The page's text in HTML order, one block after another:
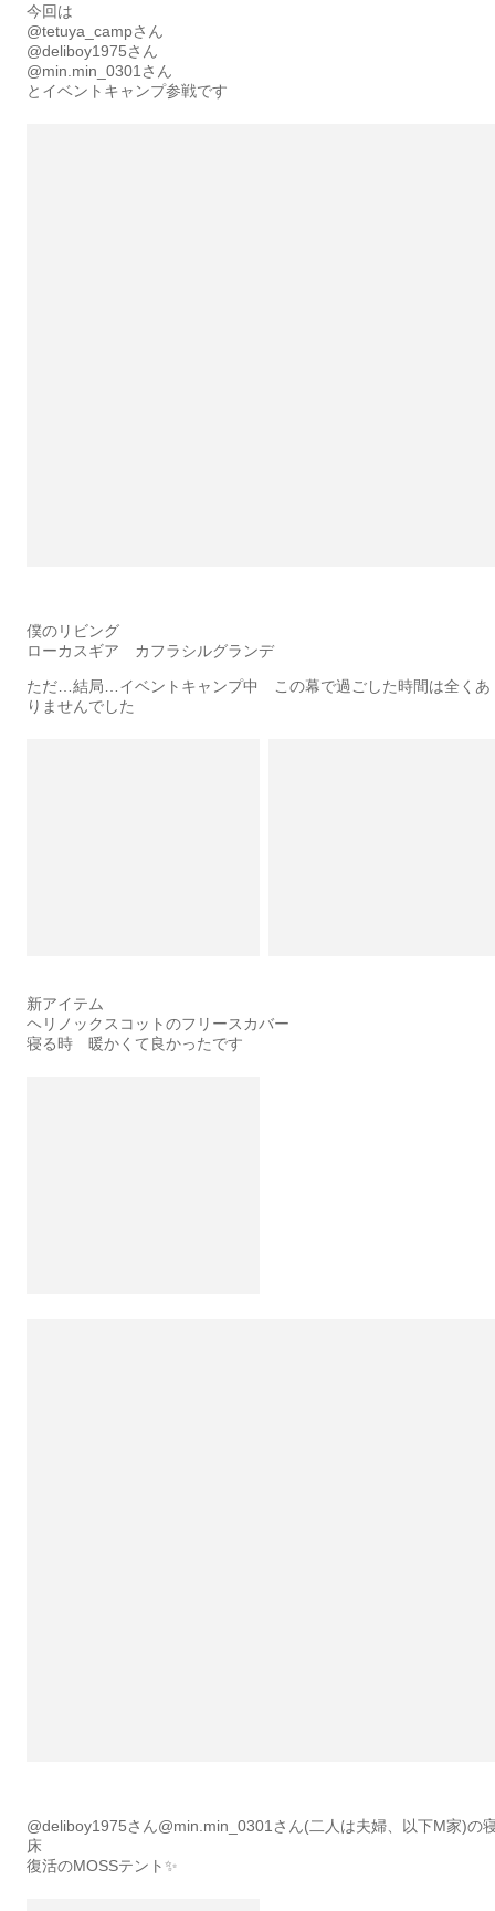
今回は
@tetuya_campさん
@deliboy1975さん
@min.min_0301さん
とイベントキャンプ参戦です
僕のリビング
ローカスギア カフラシルグランデ
ただ…結局…イベントキャンプ中 この幕で過ごした時間は全くあ
りませんでした
新アイテム
ヘリノックスコットのフリースカバー
寝る時 暖かくて良かったです
@deliboy1975さん@min.min_0301さん(二人は夫婦、以下M家)の
床
復活のMOSSテント✨